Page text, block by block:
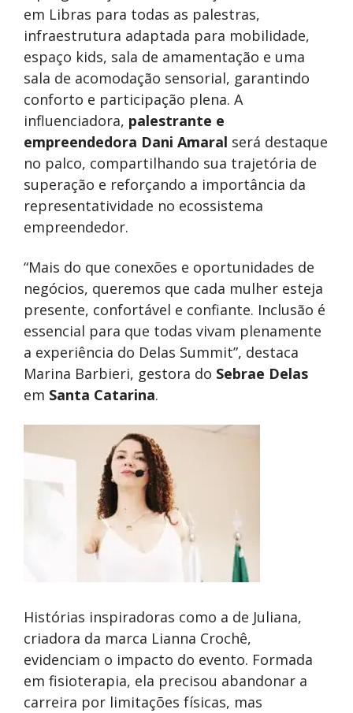
em Libras para todas as palestras,
infraestrutura adaptada para mobilidade,
espaço kids, sala de amamentação e uma
sala de acomodação sensorial, garantindo
conforto e participação plena. A
influenciadora, palestrante e
empreendedora Dani Amaral será destaque
no palco, compartilhando sua trajetória de
superação e reforçando a importância da
representatividade no ecossistema
empreendedor.
“Mais do que conexões e oportunidades de
negócios, queremos que cada mulher esteja
presente, confortável e confiante. Inclusão é
essencial para que todas vivam plenamente
a experiência do Delas Summit”, destaca
Marina Barbieri, gestora do Sebrae Delas
em Santa Catarina.
Histórias inspiradoras como a de Juliana,
criadora da marca Lianna Crochê,
evidenciam o impacto do evento. Formada
em fisioterapia, ela precisou abandonar a
carreira por limitações físicas, mas